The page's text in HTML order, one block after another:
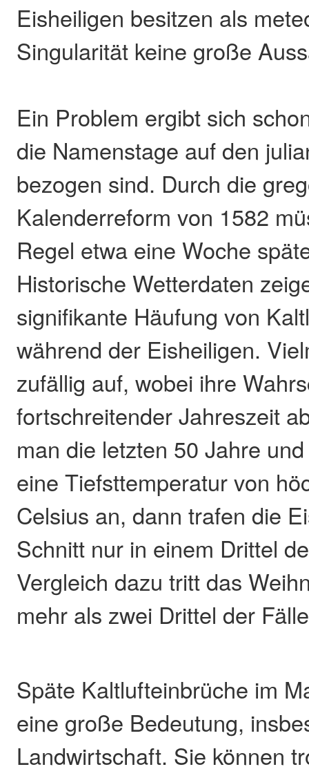
Eisheiligen besitzen als
Singularität keine große
Ein Problem ergibt sich
die Namenstage auf den
bezogen sind. Durch die
Kalenderreform von 1582
Regel etwa eine Woche
Historische Wetterdaten
signifikante Häufung von
während der Eisheiligen.
zufällig auf, wobei ihre
fortschreitender Jahreszeit
man die letzten 50 Jahre
eine Tiefsttemperatur von
Celsius an, dann trafen die
Schnitt nur in einem Drittel
Vergleich dazu tritt das
mehr als zwei Drittel der
Späte Kaltlufteinbrüche im
eine große Bedeutung,
Landwirtschaft. Sie können